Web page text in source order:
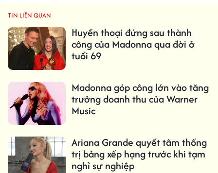
TIN LIÊN QUAN
Huyền thoại đứng sau thành
công của Madonna qua đời ở
tuổi 69
Madonna góp công lớn vào tăng
trưởng doanh thu của Warner
Music
Ariana Grande quyết tâm thống
trị bảng xếp hạng trước khi tạm
nghỉ sự nghiệp